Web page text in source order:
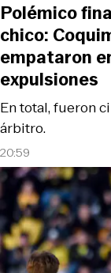
20:59
En total, fueron
árbitro.
Polémico
chico:
empataron
expulsiones